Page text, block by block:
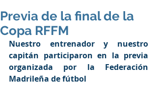
Previa de la final de la
Copa RFFM
Nuestro entrenador y nuestro
capitán participaron en la previa
organizada por la Federación
Madrileña de fútbol